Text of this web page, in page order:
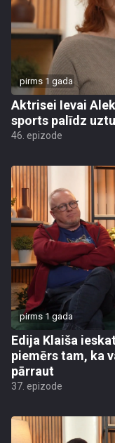
pirms 1 gada
Aktrisei Ievai
sports palīdz
46. epizode
pirms 1 gada
Edija Klaiša
piemērs tam, ka
pārraut
37. epizode